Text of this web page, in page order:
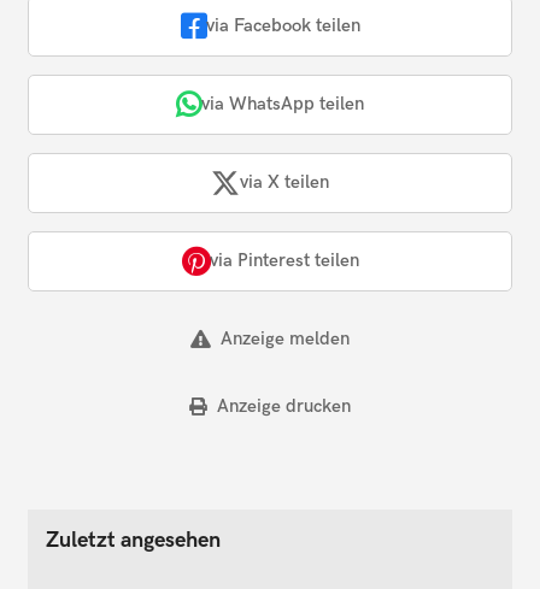
via Facebook teilen
via WhatsApp teilen
via X teilen
via Pinterest teilen
Anzeige melden
Anzeige drucken
Zuletzt angesehen